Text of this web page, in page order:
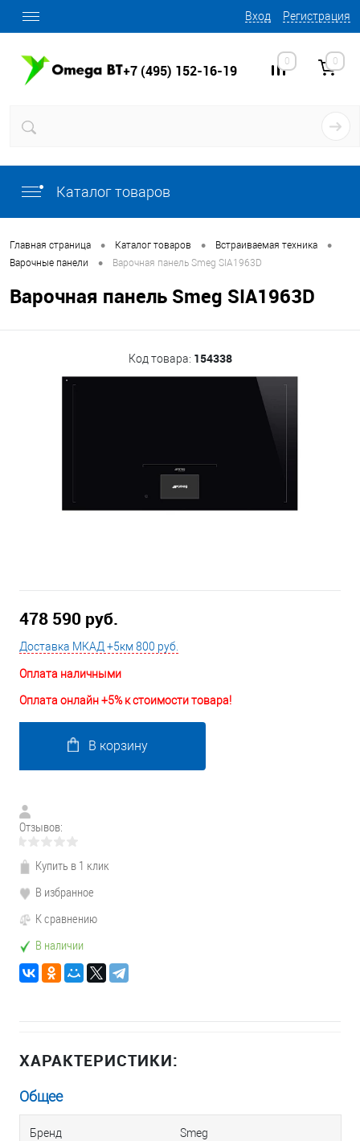
Вход Регистрация
+7 (495) 152-16-19
0 0
Каталог товаров
Главная страница • Каталог товаров • Встраиваемая техника •
Варочные панели • Варочная панель Smeg SIA1963D
Варочная панель Smeg SIA1963D
Код товара: 154338
478 590 руб.
Доставка МКАД +5км 800 руб.
Оплата наличными
Оплата онлайн +5% к стоимости товара!
В корзину
Отзывов:
Купить в 1 клик
В избранное
К сравнению
В наличии
ХАРАКТЕРИСТИКИ:
Общее
Бренд Smeg